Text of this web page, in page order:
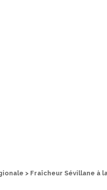
> Fraîcheur Sévillane à